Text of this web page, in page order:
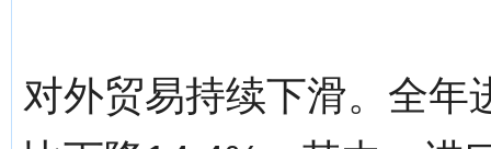
对外贸易持续下滑。全年